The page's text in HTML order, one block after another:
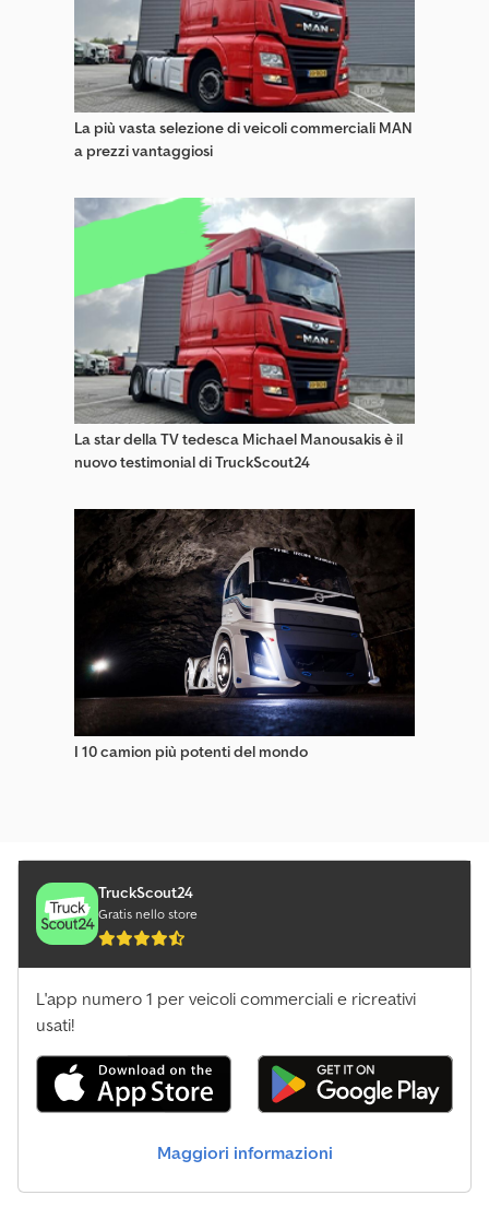
Linde H Carrelli Elevatori
Linde R Carrelli Elevatori
La più vasta selezione di veicoli commerciali MAN
a prezzi vantaggiosi
La star della TV tedesca Michael Manousakis è il
nuovo testimonial di TruckScout24
I 10 camion più potenti del mondo
TruckScout24
Gratis nello store
L'app numero 1 per veicoli commerciali e ricreativi
usati!
Maggiori informazioni